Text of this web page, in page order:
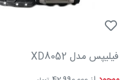
فیلیپس مدل XD8052